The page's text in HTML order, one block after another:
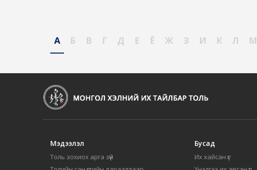
А Б В Г Д Е Ё Ж З И К Л М
Мэдээлэл
Толь зохиох арга зүй
Бусад
Их хайсан үг